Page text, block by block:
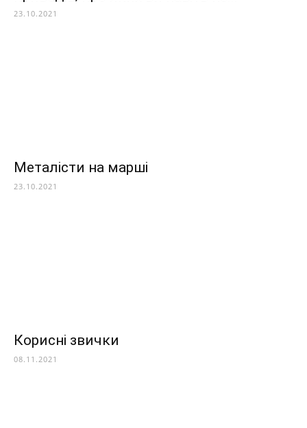
23.10.2021
Металісти на марші
23.10.2021
Корисні звички
08.11.2021